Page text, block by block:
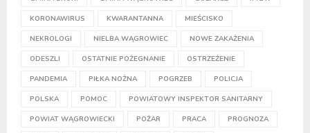
KORONAWIRUS KWARANTANNA MIEŚCISKO
NEKROLOGI NIELBA WĄGROWIEC NOWE ZAKAŻENIA
ODESZLI OSTATNIE POŻEGNANIE OSTRZEŻENIE
PANDEMIA PIŁKA NOŻNA POGRZEB POLICJA
POLSKA POMOC POWIATOWY INSPEKTOR SANITARNY
POWIAT WĄGROWIECKI POŻAR PRACA PROGNOZA